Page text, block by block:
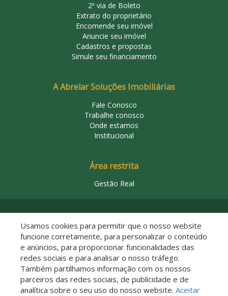
2ª via de Boleto
Extrato do proprietário
Encomende seu imóvel
Anuncie seu imóvel
Cadastros e propostas
Simule seu financiamento
A Abrelar Soluções Imobiliárias
Fale Conosco
Trabalhe conosco
Onde estamos
Institucional
Área restrita
Gestão Real
Descomplicado por:
Usamos cookies para permitir que o nosso website
funcione corretamente, para personalizar o conteúdo
e anúncios, para proporcionar funcionalidades das
redes sociais e para analisar o nosso tráfego.
Também partilhamos informação com os nossos
parceiros das redes sociais, de publicidade e de
analítica sobre o seu uso do nosso website. Aceitar